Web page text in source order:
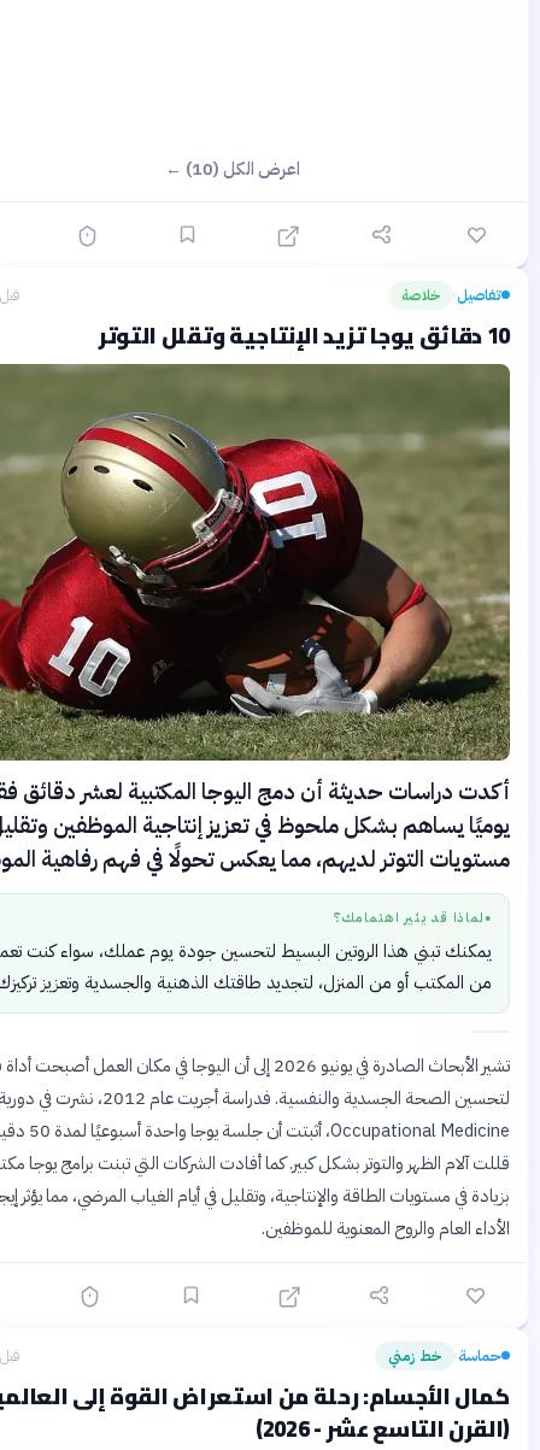
اعرض الكل (10) ←
خلاصة
دراسات حديثة أن دمج اليوجا المكتبية لعشر دقائق فقط
يساهم بشكل ملحوظ في تعزيز إنتاجية الموظفين وتقليل
التوتر لديهم، مما يعكس تحولًا في فهم رفاهية الموظف.
قد يثير اهتمامك؟
تبني هذا الروتين البسيط لتحسين جودة يوم عملك، سواء كنت تعمل
أو من المنزل، لتجديد طاقتك الذهنية والجسدية وتعزيز تركيزك.
تشير الأبحاث الصادرة في يونيو 2026 إلى أن اليوجا في مكان العمل أصبحت أداة فعالة
لتحسين الصحة الجسدية والنفسية. فدراسة أجريت عام 2012، نشرت في دورية
Occupational Medicine، أثبتت أن جلسة يوجا واحدة أسبوعيًا لمدة 50 دقيقة
الظهر والتوتر بشكل كبير. كما أفادت الشركات التي تبنت برامج يوجا مكتبية
في مستويات الطاقة والإنتاجية، وتقليل في أيام الغياب المرضي، مما يؤثر إيجابًا على
العام والروح المعنوية للموظفين.
خط زمني
الأجسام: رحلة من استعراض القوة إلى العالمية
التاسع عشر - 2026)